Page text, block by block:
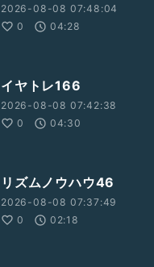
2026-08-08 07:48:04
0
04:28
イヤトレ166
2026-08-08 07:42:38
0
04:30
リズムノウハウ46
2026-08-08 07:37:49
0
02:18